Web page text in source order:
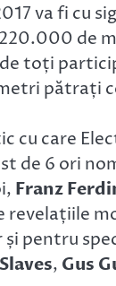
va fi cu
de
toți
pătrați
cu care
de 6 ori
Franz
revelațiile
pentru
Slaves, Gus